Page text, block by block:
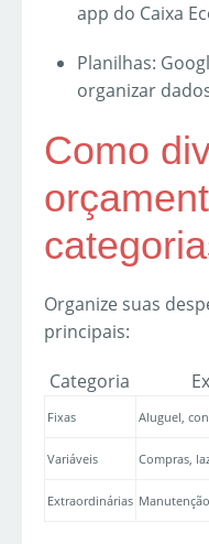
app do Caixa
Planilhas:
organizar
Como
Organize suas
principais:
Categoria
Fixas Aluguel,
Variáveis Compras,
Extraordinárias